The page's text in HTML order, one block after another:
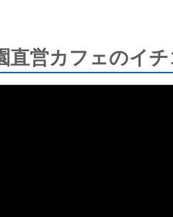
直営カフェのイ